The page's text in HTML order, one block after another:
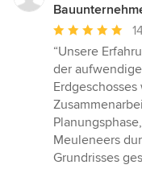
Bewertung:
5
von
5
Sternen
“Unsere
der
Meuleneers
Grundrisses